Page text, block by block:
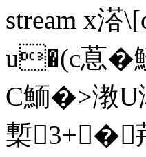
stream x溚
u�(c蒠
С鮞�>漖U
槧